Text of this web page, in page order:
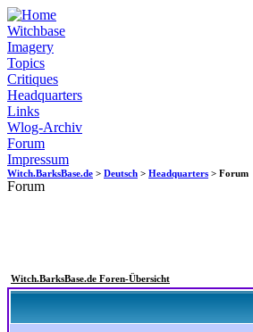
Witchbase
Imagery
Topics
Critiques
Headquarters
Links
Wlog-Archiv
Forum
Impressum
Witch.BarksBase.de > Deutsch > Headquarters > Forum
Forum
Witch.BarksBase.de Foren-Übersicht